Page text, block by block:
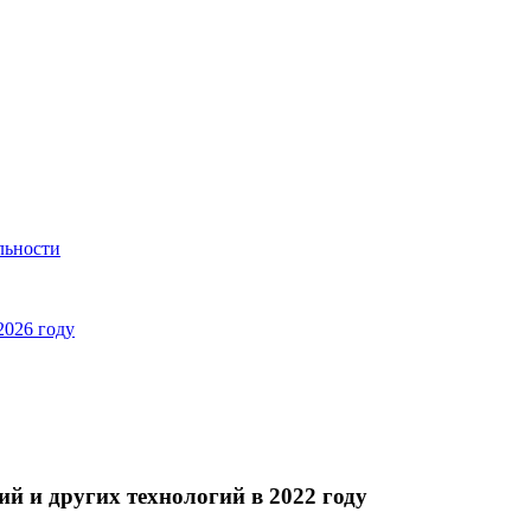
году
других технологий в 2022 году